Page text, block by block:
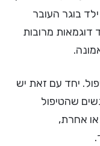
בוגר העובר
דוגמאות מרובות
יחד עם זאת יש
שהטיפול
אחרת,